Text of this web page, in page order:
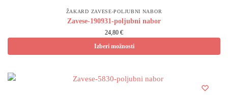
ŽAKARD ZAVESE-POLJUBNI NABOR
Zavese-190931-poljubni nabor
24,80 €
Izberi možnosti